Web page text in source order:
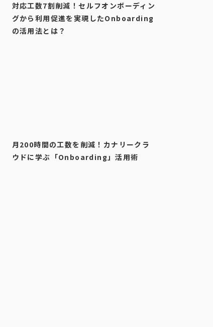
対応工数7割削減！セルフオンボーディン
グから利用促進を実現したOnboarding
の活用法とは？
月200時間の工数を削減！カナリークラ
ウドに学ぶ「Onboarding」活用術